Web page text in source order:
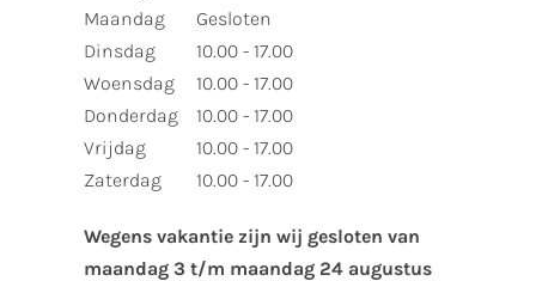
Maandag
Dinsdag
Woensdag
Donderdag
Vrijdag
Zaterdag
Gesloten
10.00 - 17.00
10.00 - 17.00
10.00 - 17.00
10.00 - 17.00
10.00 - 17.00
Wegens vakantie zijn wij gesloten van ​
maandag 3 t/m maandag 24 augustus